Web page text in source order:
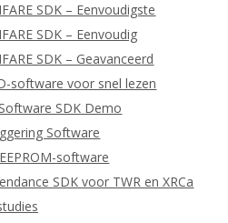
SDK – Eenvoudigste
SDK – Eenvoudig
SDK – Geavanceerd
software voor snel lezen
SDK Demo
Software
software
SDK voor TWR en XRCa